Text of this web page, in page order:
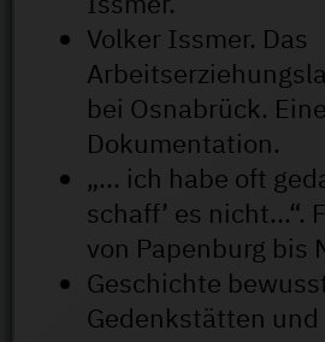
Volker Issmer. Das
bei Osnabrück. Eine
Dokumentation.
„... ich habe oft
schaff’ es nicht...“.
von Papenburg bis
Geschichte
Gedenkstätten und